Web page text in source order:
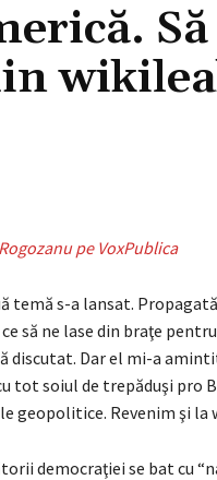
pe VoxPublica
temă s-a lansat.
să ne lase din braţe
discutat. Dar el mi-a
tot soiul de trepăduşi pro
geopolitice. Revenim şi la
democraţiei se bat cu